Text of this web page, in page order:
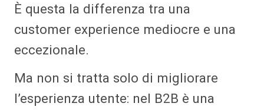
È questa la differenza tra una
customer experience mediocre e una
eccezionale.
Ma non si tratta solo di migliorare
l’esperienza utente: nel B2B è una